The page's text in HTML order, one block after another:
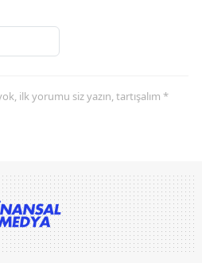
ilk yorumu siz yazın, tartışalım *